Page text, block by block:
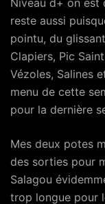
Niveau d+ on est
reste aussi
pointu, du
Clapiers, Pic
Vézoles, Salines
menu de cette
pour la dernière
Mes deux potes
des sorties pour
Salagou
trop longue pour